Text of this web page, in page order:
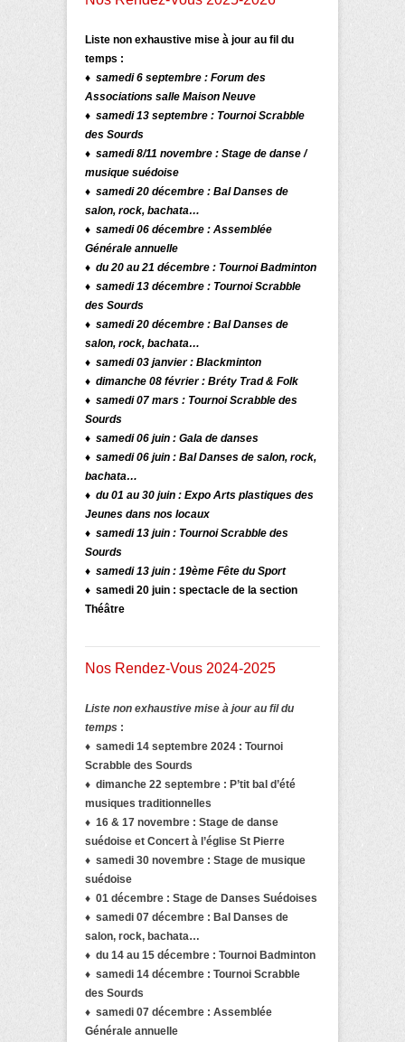
Liste non exhaustive mise à jour au fil du
temps :
♦ samedi 6 septembre : Forum des
Associations salle Maison Neuve
♦ samedi 13 septembre : Tournoi Scrabble
des Sourds
♦ samedi 8/11 novembre : Stage de danse /
musique suédoise
♦ samedi 20 décembre : Bal Danses de
salon, rock, bachata…
♦ samedi 06 décembre : Assemblée
Générale annuelle
♦ du 20 au 21 décembre : Tournoi Badminton
♦ samedi 13 décembre : Tournoi Scrabble
des Sourds
♦ samedi 20 décembre : Bal Danses de
salon, rock, bachata…
♦ samedi 03 janvier : Blackminton
♦ dimanche 08 février : Bréty Trad & Folk
♦ samedi 07 mars : Tournoi Scrabble des
Sourds
♦ samedi 06 juin : Gala de danses
♦ samedi 06 juin : Bal Danses de salon, rock,
bachata…
♦ du 01 au 30 juin : Expo Arts plastiques des
Jeunes dans nos locaux
♦ samedi 13 juin : Tournoi Scrabble des
Sourds
♦ samedi 13 juin : 19ème Fête du Sport
♦ samedi 20 juin : spectacle de la section
Théâtre
Nos Rendez-Vous 2024-2025
Liste non exhaustive mise à jour au fil du
temps :
♦ samedi 14 septembre 2024 : Tournoi
Scrabble des Sourds
♦ dimanche 22 septembre : P’tit bal d’été
musiques traditionnelles
♦ 16 & 17 novembre : Stage de danse
suédoise et Concert à l’église St Pierre
♦ samedi 30 novembre : Stage de musique
suédoise
♦ 01 décembre : Stage de Danses Suédoises
♦ samedi 07 décembre : Bal Danses de
salon, rock, bachata…
♦ du 14 au 15 décembre : Tournoi Badminton
♦ samedi 14 décembre : Tournoi Scrabble
des Sourds
♦ samedi 07 décembre : Assemblée
Générale annuelle